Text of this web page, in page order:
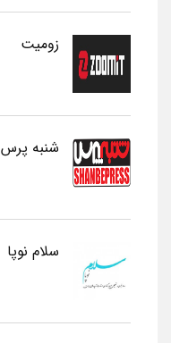
زومیت
شنبه پرس
سلام نوپا